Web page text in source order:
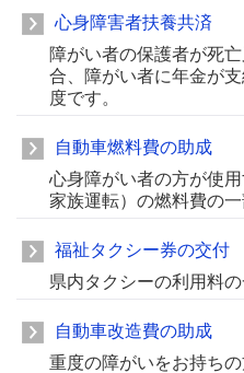
心身障害者扶養共済
障がい者の保護者が死
合、障がい者に年金が
度です。
自動車燃料費の助成
心身障がい者の方が使
家族運転）の燃料費の一
福祉タクシー券の交付
県内タクシーの利用料の
自動車改造費の助成
重度の障がいをお持ち